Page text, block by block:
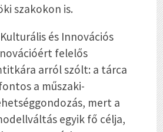
szakokon is.
és Innovációs
felelős
arról szólt: a tárca
a műszaki-
mert a
egyik fő célja,